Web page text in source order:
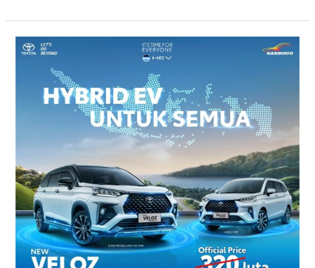
GRATIS!
Toyota
Promo
Terbaru
di
Yogyakarta